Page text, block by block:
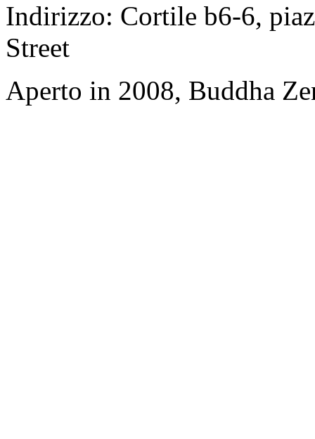
Indirizzo: Cortile b6-6,
Street
Aperto in 2008, Buddha